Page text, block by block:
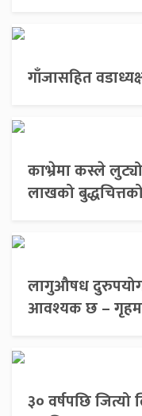
गाँजासहित
काभ्रेमा कस्ले
लाखको
लागुऔषध
आवश्यक छ –
३० वर्षपछि